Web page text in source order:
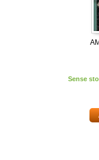
Sense